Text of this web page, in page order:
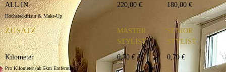
ALL IN
Hochsteckfrisur & Make-Up
220,00 € 180,00 €
ZUSATZ
MASTER
STYLIST
SENIOR
STYLIST
Kilometer
Pro Kilometer (ab 5km Entfernung)
0,70 € 0,70 €